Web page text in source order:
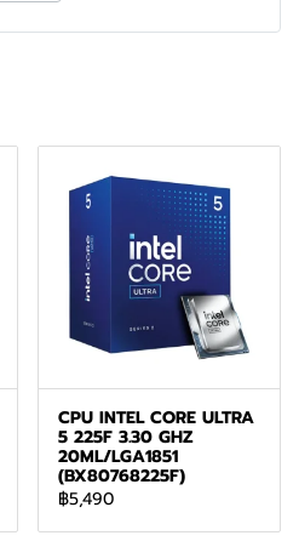
CPU INTEL CORE ULTRA
5 225F 3.30 GHZ
20ML/LGA1851
(BX80768225F)
฿5,490